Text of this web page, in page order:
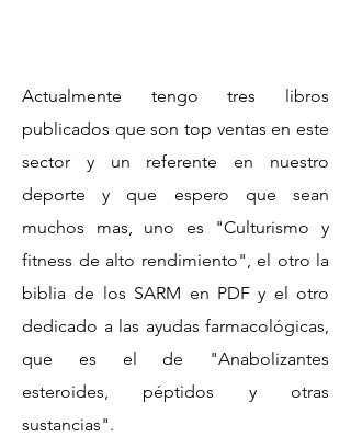
Actualmente tengo tres libros
publicados que son top ventas en este
sector y un referente en nuestro
deporte y que espero que sean
muchos mas, uno es "Culturismo y
fitness de alto rendimiento", el otro la
biblia de los SARM en PDF y el otro
dedicado a las ayudas farmacológicas,
que es el de "Anabolizantes
esteroides, péptidos y otras
sustancias".